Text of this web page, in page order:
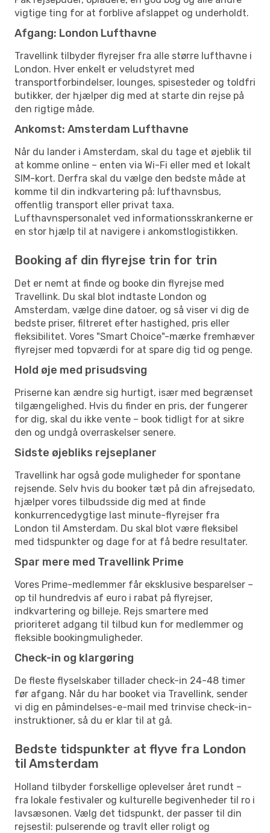
vigtige ting for at forblive afslappet og underholdt.
Afgang: London Lufthavne
Travellink tilbyder flyrejser fra alle større lufthavne i
London. Hver enkelt er veludstyret med
transportforbindelser, lounges, spisesteder og toldfri
butikker, der hjælper dig med at starte din rejse på
den rigtige måde.
Ankomst: Amsterdam Lufthavne
Når du lander i Amsterdam, skal du tage et øjeblik til
at komme online – enten via Wi-Fi eller med et lokalt
SIM-kort. Derfra skal du vælge den bedste måde at
komme til din indkvartering på: lufthavnsbus,
offentlig transport eller privat taxa.
Lufthavnspersonalet ved informationsskrankerne er
en stor hjælp til at navigere i ankomstlogistikken.
Booking af din flyrejse trin for trin
Det er nemt at finde og booke din flyrejse med
Travellink. Du skal blot indtaste London og
Amsterdam, vælge dine datoer, og så viser vi dig de
bedste priser, filtreret efter hastighed, pris eller
fleksibilitet. Vores "Smart Choice"-mærke fremhæver
flyrejser med topværdi for at spare dig tid og penge.
Hold øje med prisudsving
Priserne kan ændre sig hurtigt, især med begrænset
tilgængelighed. Hvis du finder en pris, der fungerer
for dig, skal du ikke vente – book tidligt for at sikre
den og undgå overraskelser senere.
Sidste øjebliks rejseplaner
Travellink har også gode muligheder for spontane
rejsende. Selv hvis du booker tæt på din afrejsedato,
hjælper vores tilbudsside dig med at finde
konkurrencedygtige last minute-flyrejser fra
London til Amsterdam. Du skal blot være fleksibel
med tidspunkter og dage for at få bedre resultater.
Spar mere med Travellink Prime
Vores Prime-medlemmer får eksklusive besparelser –
op til hundredvis af euro i rabat på flyrejser,
indkvartering og billeje. Rejs smartere med
prioriteret adgang til tilbud kun for medlemmer og
fleksible bookingmuligheder.
Check-in og klargøring
De fleste flyselskaber tillader check-in 24-48 timer
før afgang. Når du har booket via Travellink, sender
vi dig en påmindelses-e-mail med trinvise check-in-
instruktioner, så du er klar til at gå.
Bedste tidspunkter at flyve fra London
til Amsterdam
Holland tilbyder forskellige oplevelser året rundt –
fra lokale festivaler og kulturelle begivenheder til ro i
lavsæsonen. Vælg det tidspunkt, der passer til din
rejsestil: pulserende og travlt eller roligt og